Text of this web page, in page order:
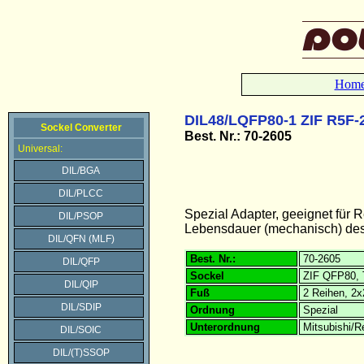
Sockel Converter
Universal:
DIL/BGA
DIL/PLCC
DIL/PSOP
DIL/QFN (MLF)
DIL/QFP
DIL/QIP
DIL/SDIP
DIL/SOIC
DIL/(T)SSOP
DIL48/LQFP80-1 ZIF R5F-
Best. Nr.: 70-2605
Spezial Adapter, geeignet für
Lebensdauer (mechanisch)
Best. Nr.:
70-2605
Sockel
ZIF QFP80,
Fuß
2 Reihen,
Ordnung
Spezial
Unterordnung
Mitsubishi/